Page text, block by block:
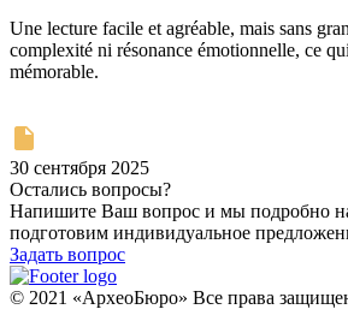
Une lecture facile et agréable, mais sans
complexité ni résonance émotionnelle, ce
mémorable.
30 сентября 2025
Остались вопросы?
Напишите Ваш вопрос и мы подробно
подготовим индивидуальное
Задать вопрос
© 2021 «АрхеоБюро» Все права